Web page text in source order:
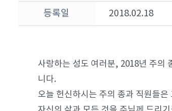
등록일 2018.02.18
사랑하는 성도 여러분, 2018년 주의
니다.
오늘 헌신하시는 주의 종과 직원들